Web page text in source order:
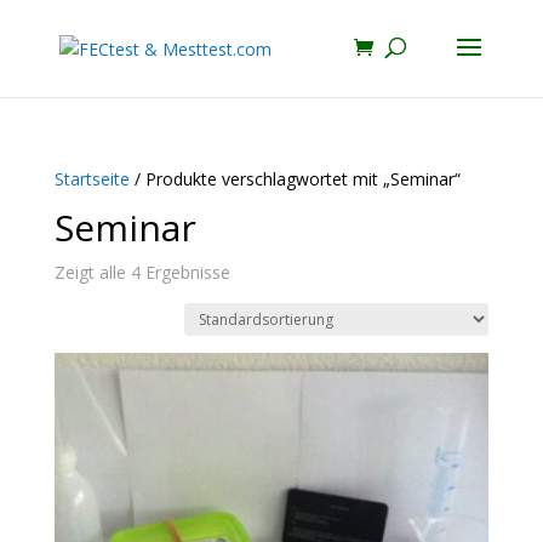
Startseite / Produkte verschlagwortet mit „Seminar“
Seminar
Zeigt alle 4 Ergebnisse